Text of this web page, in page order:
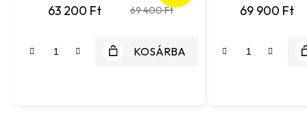
63 200 Ft 69 400 Ft
KOSÁRBA
69 900 Ft